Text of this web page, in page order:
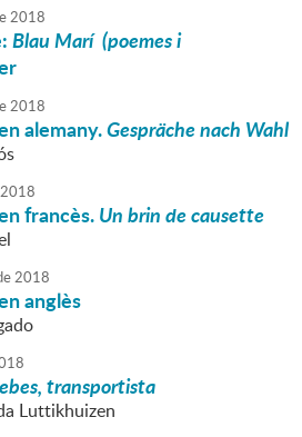
2018
Blau Marí (poemes i
2018
alemany.Gespräche nach Wahl
2018
francès.Un brin de causette
2018
anglès
transportista
Luttikhuizen